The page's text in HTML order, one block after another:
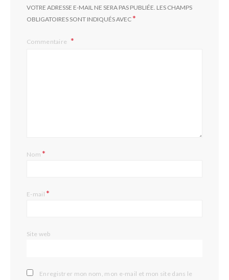
VOTRE ADRESSE E-MAIL NE SERA PAS PUBLIÉE. LES CHAMPS
OBLIGATOIRES SONT INDIQUÉS AVEC*
Commentaire
Nom*
E-mail*
Site web
Enregistrer mon nom, mon e-mail et mon site dans le